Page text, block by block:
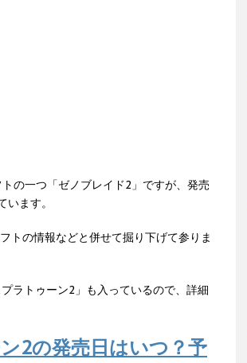
の一つ「ゼノブレイド2」ですが、発売
ます。
トの情報などと併せて掘り下げて参りま
ラトゥーン2」も入っているので、詳細
2の発売日はいつ？予